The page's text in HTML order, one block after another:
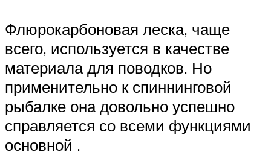
Флюрокарбоновая леска, чаще
всего, используется в качестве
материала для поводков. Но
применительно к спиннинговой
рыбалке она довольно успешно
справляется со всеми функциями
основной .